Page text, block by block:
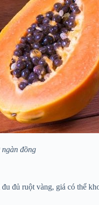
đồng
đủ ruột vàng, giá có thể